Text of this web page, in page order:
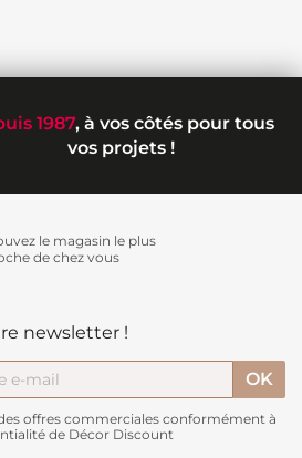
1987, à vos côtés pour tous
vos projets !
le magasin le plus
de chez vous
newsletter !
offres commerciales conformément à
de Décor Discount